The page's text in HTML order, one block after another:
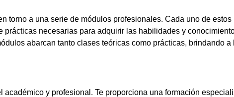
torno a una serie de módulos profesionales. Cada uno de estos
necesarias para adquirir las habilidades y
abarcan tanto clases teóricas como prácticas, brindando a
y profesional. Te proporciona una formación